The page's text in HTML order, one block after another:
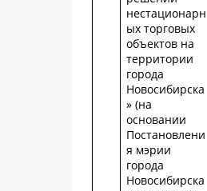
нестационарн
ых торговых
объектов на
территории
города
Новосибирска
» (на
основании
Постановлени
я мэрии
города
Новосибирска